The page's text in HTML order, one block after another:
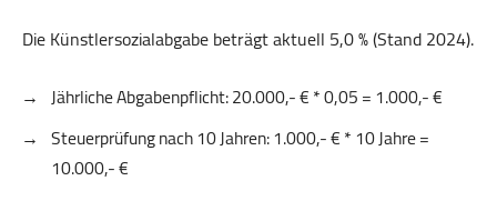
Die Künstlersozialabgabe beträgt aktuell 5,0 % (Stand 2024).
Jährliche Abgabenpflicht: 20.000,- € * 0,05 = 1.000,- €
Steuerprüfung nach 10 Jahren: 1.000,- € * 10 Jahre =
10.000,- €